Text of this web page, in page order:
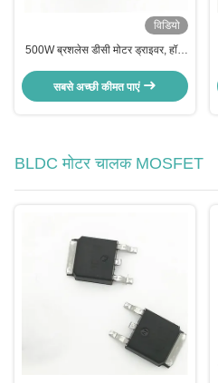
विडियो
500W ब्रशलेस डीसी मोटर ड्राइवर, हॉल
सबसे अच्छी कीमत पाएं
BLDC मोटर चालक MOSFET